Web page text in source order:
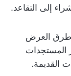
إلى التقاعد.
العرض
المستجدات
القديمة.